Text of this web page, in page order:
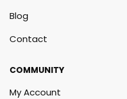
Blog
Contact
COMMUNITY
My Account